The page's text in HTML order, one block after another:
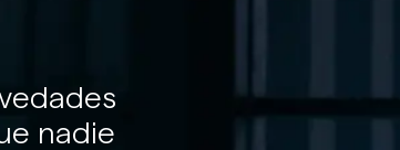
nadie